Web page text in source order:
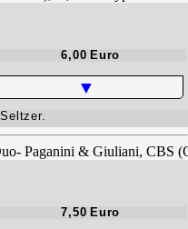
6,00 Euro
▼
7,50 Euro